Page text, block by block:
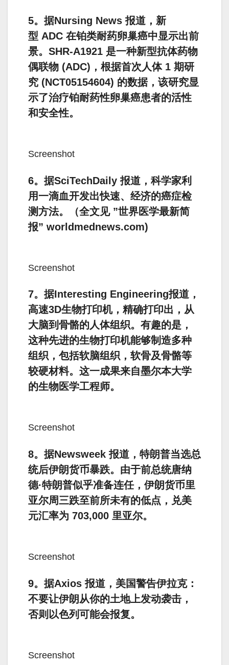
5。据Nursing News 报道，新
型 ADC 在铂类耐药卵巢癌中显示出前
景。SHR-A1921 是一种新型抗体药物
偶联物 (ADC)，根据首次人体 1 期研
究 (NCT05154604) 的数据，该研究显
示了治疗铂耐药性卵巢癌患者的活性
和安全性。
Screenshot
6。据SciTechDaily 报道，科学家利
用一滴血开发出快速、经济的癌症检
测方法。（全文见 ”世界医学最新简
报” worldmednews.com)
Screenshot
7。据Interesting Engineering报道，
高速3D生物打印机，精确打印出，从
大脑到骨骼的人体组织。有趣的是，
这种先进的生物打印机能够制造多种
组织，包括软脑组织，软骨及骨骼等
较硬材料。这一成果来自墨尔本大学
的生物医学工程师。
Screenshot
8。据Newsweek 报道，特朗普当选总
统后伊朗货币暴跌。由于前总统唐纳
德·特朗普似乎准备连任，伊朗货币里
亚尔周三跌至前所未有的低点，兑美
元汇率为 703,000 里亚尔。
Screenshot
9。据Axios 报道，美国警告伊拉克：
不要让伊朗从你的土地上发动袭击，
否则以色列可能会报复。
Screenshot